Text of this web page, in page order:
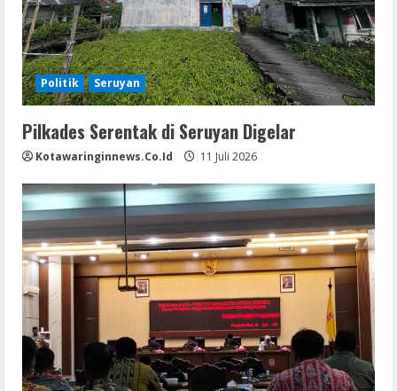
Politik Seruyan
Pilkades Serentak di Seruyan Digelar
Kotawaringinnews.co.id 11 Juli 2026